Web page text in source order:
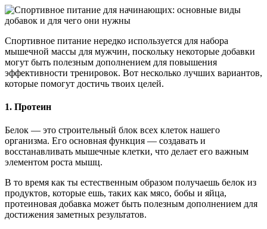
Cпортивное питание нередко используется для набора
мышечной массы для мужчин, поскольку некоторые добавки
могут быть полезным дополнением для повышения
эффективности тренировок. Вот несколько лучших вариантов,
которые помогут достичь твоих целей.
1. Протеин
Белок — это строительный блок всех клеток нашего
организма. Его основная функция — создавать и
восстанавливать мышечные клетки, что делает его важным
элементом роста мышц.
В то время как ты естественным образом получаешь белок из
продуктов, которые ешь, таких как мясо, бобы и яйца,
протеиновая добавка может быть полезным дополнением для
достижения заметных результатов.